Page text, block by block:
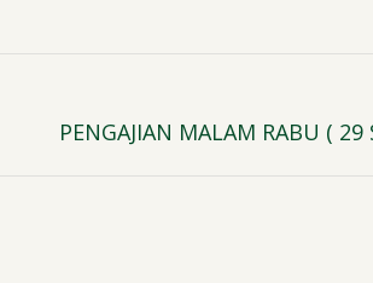
PENGAJIAN MALAM RABU ( 29